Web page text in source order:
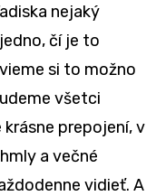
nejaký
čí je to
si to možno
všetci
prepojení, v
a večné
vidieť. A